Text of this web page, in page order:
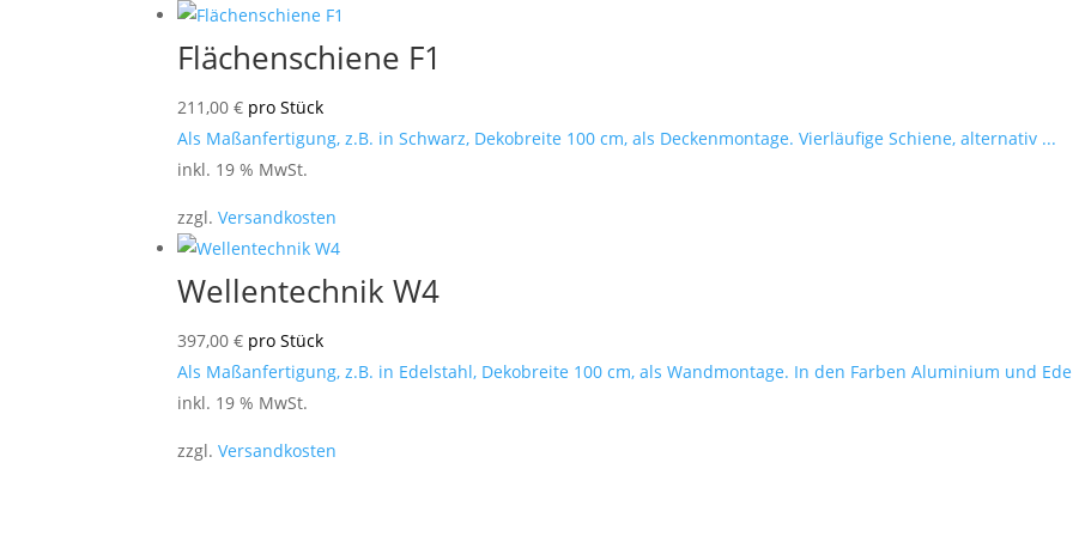
Flächenschiene F1
211,00€ pro Stück
Als Maßanfertigung, z.B. in Schwarz, Dekobreite 100 cm, als Deckenmontage. Vierläufige Schiene, alternativ ...
inkl. 19 % MwSt.
zzgl.Versandkosten
Wellentechnik W4
397,00€ pro Stück
Als Maßanfertigung, z.B. in Edelstahl, Dekobreite 100 cm, als Wandmontage. In den Farben Aluminium und
inkl. 19 % MwSt.
zzgl.Versandkosten